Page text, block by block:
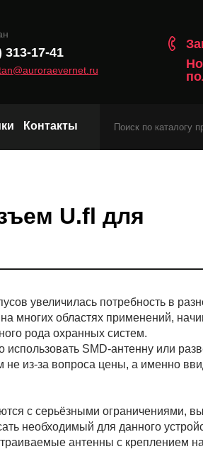
313-17-41
Навигационные модули
Контакты
U.fl для
увеличилась потребность в
многих областях применений,
рода охранных систем.
SMD-антенну или
не из-за вопроса цены, а именно
с серьёзными ограничениями,
необходимый для данного
антенны с креплением